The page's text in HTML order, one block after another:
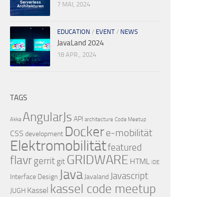
7 MAI, 2024
EDUCATION / EVENT / NEWS
JavaLand 2024
18 APR., 2024
TAGS
Akka AngularJs API architecture Code Meetup
CSS development Dockere-mobilität
Elektromobilitätfeatured
flavrgerrit git GRIDWARE HTML IDE
Interface Design Java Javaland Javascript
JUGH Kassel kassel code meetup